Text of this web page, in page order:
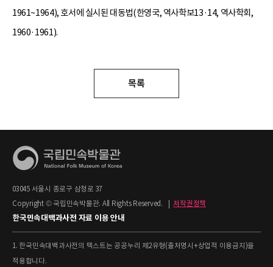
1961~1964), 호서에 실시된 대동법(한영국, 역사학보13·14, 역사학회,
1960·1961).
목록
03045 서울시 종로구 삼청로 37
Copyright © 국립민속박물관. All Rights Reserved.
저작권정책
한국민속대백과사전 자료 이용 안내
1. 한국민속대백과사전의 텍스트는 공공누리 제2유형(출처명시+상업적 이용금지)을
적용합니다.